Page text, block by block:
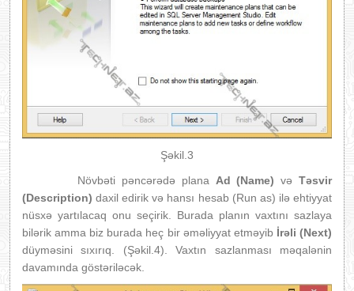
Şəkil.3
Növbəti pəncərədə plana Ad (Name) vəTəsvir
(Description)daxil edirik və hansı hesab (Run as) ilə ehtiyyat
nüsxə yartılacaq onu seçirik. Burada planın vaxtını sazlaya
bilərik amma biz burada heç bir əməliyyat etməyib İrəli (Next)
düyməsini sıxırıq. (Şəkil.4). Vaxtın sazlanması məqalənin
davamında göstəriləcək.